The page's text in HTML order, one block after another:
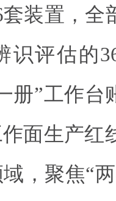
装置，
识评估的
册”工作台
面生产红
，聚焦“